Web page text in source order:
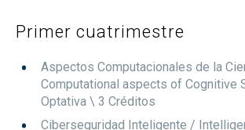
Primer cuatrimestre
Aspectos Computacionales de la
Computational aspects of Cognitive
Optativa \ 3 Créditos
Ciberseguridad Inteligente /